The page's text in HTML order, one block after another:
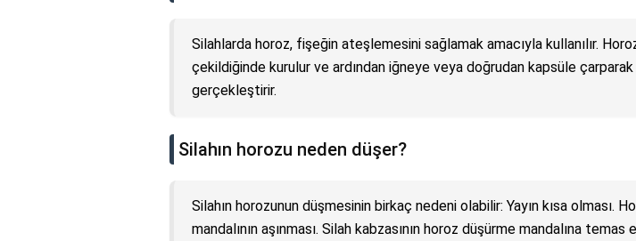
Silahlarda horoz, fişeğin ateşlemesini sağlamak amacıyla kullanılır.
çekildiğinde kurulur ve ardından iğneye veya doğrudan kapsüle
gerçekleştirir.
Silahın horozu neden düşer?
Silahın horozunun düşmesinin birkaç nedeni olabilir: Yayın kısa olması.
mandalının aşınması. Silah kabzasının horoz düşürme mandalına